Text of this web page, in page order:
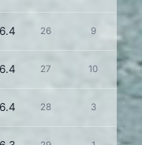
26 9
27 10
28 3